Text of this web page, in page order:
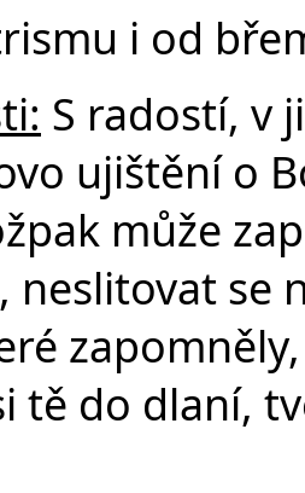
i od
S radostí, v
ujištění o
může
neslitovat se
tě do dlaní,